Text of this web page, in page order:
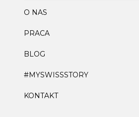
O NAS
PRACA
BLOG
#MYSWISSSTORY
KONTAKT